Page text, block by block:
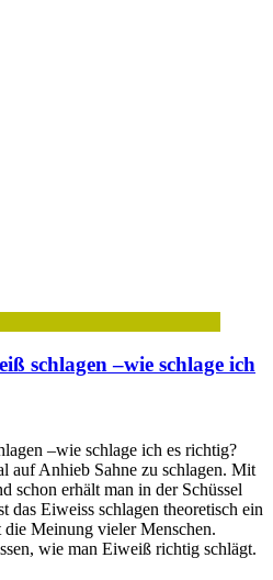
schlagen –wie schlage ich
–wie schlage ich es richtig?
auf Anhieb Sahne zu schlagen. Mit
schon erhält man in der Schüssel
das Eiweiss schlagen theoretisch ein
Meinung vieler Menschen.
wie man Eiweiß richtig schlägt.